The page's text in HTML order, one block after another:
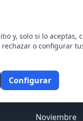
y, solo si lo aceptas,
o configurar
Configurar
Marzo
Julio
Noviembre